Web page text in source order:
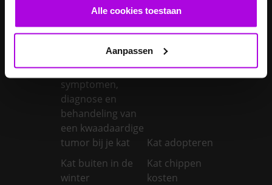
Alle cookies toestaan
Aanpassen
castreren
steriliseren
Je konijnen
vaccineren
Kanker bij honden
Kanker bij katten:
symptomen,
diagnose en
behandeling van
een kwaadaardige
tumor bij je kat
Kat adopteren
Kat buiten in de
winter
Kat chippen
kosten